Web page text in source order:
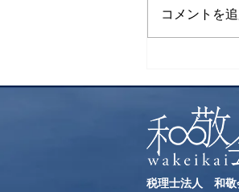
コメントを
税理士法人 和